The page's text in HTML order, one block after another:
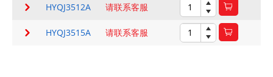
HYQJ3512A 请联系客服
HYQJ3515A 请联系客服